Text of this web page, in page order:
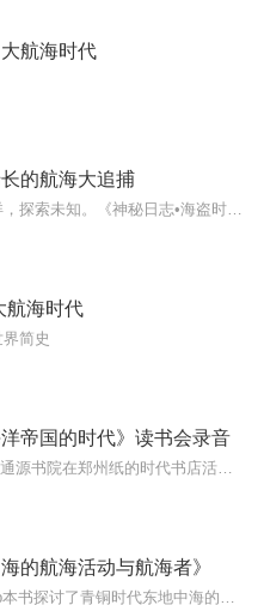
航海时代
的航海大追捕
航海时代
简史
洋帝国的时代》读书会录音
的航海活动与航海者》